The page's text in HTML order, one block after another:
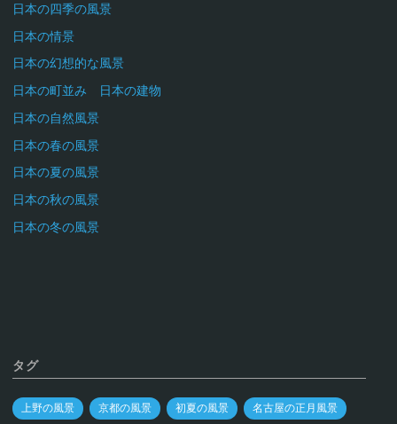
日本の四季の風景
日本の情景
日本の幻想的な風景
日本の町並み 日本の建物
日本の自然風景
日本の春の風景
日本の夏の風景
日本の秋の風景
日本の冬の風景
タグ
上野の風景 京都の風景 初夏の風景 名古屋の正月風景